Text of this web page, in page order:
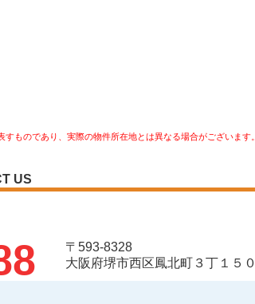
ものであり、実際の物件所在地とは異なる場合がございます。
US
〒593-8328
大阪府堺市西区鳳北町３丁１５